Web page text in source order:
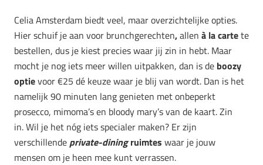
Celia Amsterdam biedt veel, maar overzichtelijke opties.
Hier schuif je aan voor brunchgerechten,allen à la cartete
bestellen, dus je kiest precies waar jij zin in hebt. Maar
mocht je nog iets meer willen uitpakken, dan is de boozy
optievoor €25 dé keuze waar je blij van wordt. Dan is het
namelijk 90 minuten lang genieten met onbeperkt
prosecco, mimoma’s en bloody mary’s van de kaart.Zin
in.Wil je het nóg iets specialer maken? Er zijn
verschillende private-diningruimtes waar je jouw
mensen om je heen mee kunt verrassen.